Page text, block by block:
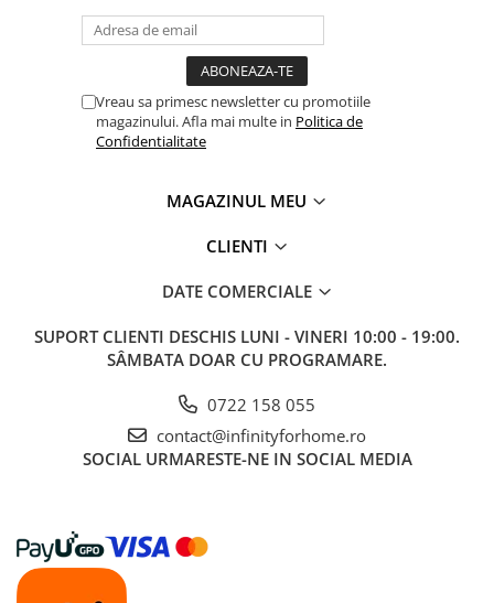
Vreau sa primesc newsletter cu promotiile
magazinului. Afla mai multe in Politica de
Confidentialitate
MAGAZINUL MEU
CLIENTI
DATE COMERCIALE
SUPORT CLIENTI DESCHIS LUNI - VINERI 10:00 - 19:00.
SÂMBATA DOAR CU PROGRAMARE.
0722 158 055
contact@infinityforhome.ro
SOCIAL URMARESTE-NE IN SOCIAL MEDIA